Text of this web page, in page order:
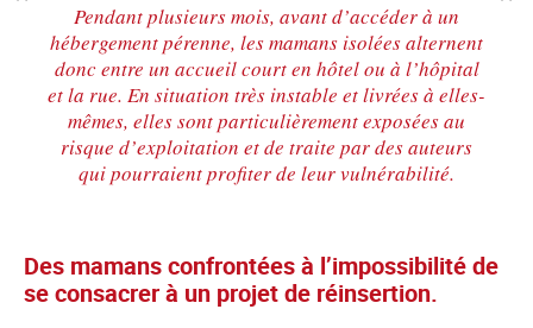
Pendant plusieurs mois, avant d’accéder à un
hébergement pérenne, les mamans isolées alternent
donc entre un accueil court en hôtel ou à l’hôpital
et la rue. En situation très instable et livrées à elles-
mêmes, elles sont particulièrement exposées au
risque d’exploitation et de traite par des auteurs
qui pourraient profiter de leur vulnérabilité.
Des mamans confrontées à l’impossibilité de
se consacrer à un projet de réinsertion.